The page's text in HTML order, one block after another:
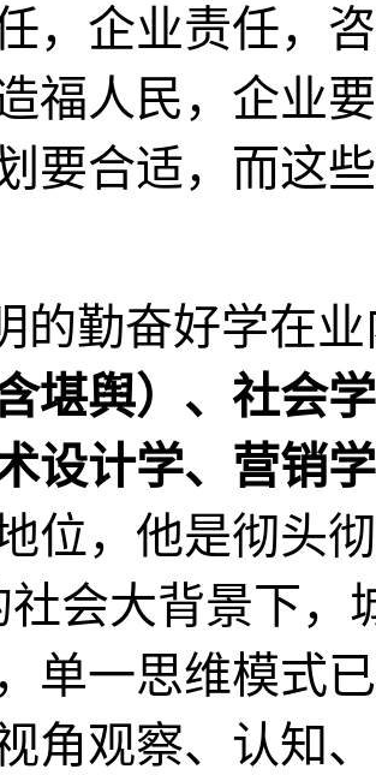
，企业责任，
福人民，企业
要合适，而这
的勤奋好学在
堪舆）、社会
设计学、营销
位，他是彻头
社会大背景下，
单一思维模式
角观察、认知